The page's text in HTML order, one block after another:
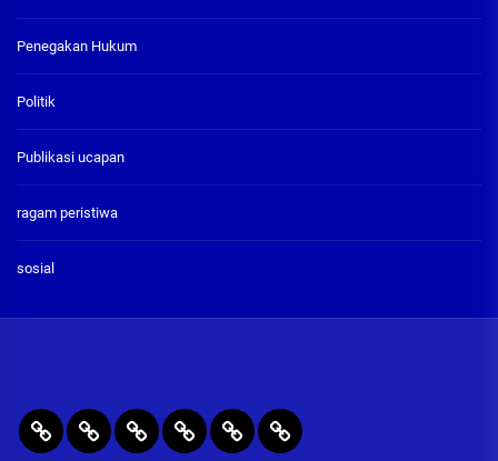
Penegakan Hukum
Politik
Publikasi ucapan
ragam peristiwa
sosial
BERITA RAGAM PENEGAKANPENDIDIKAN
PublikasiADVETORIAL